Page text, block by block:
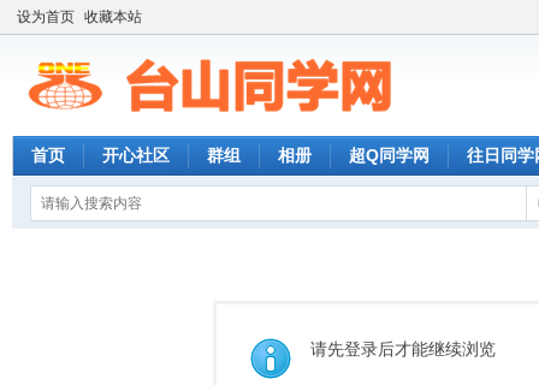
设为首页 收藏本站
首页 开心社区 群组 相册 超Q同学网 往日同学
请先登录后才能继续浏览